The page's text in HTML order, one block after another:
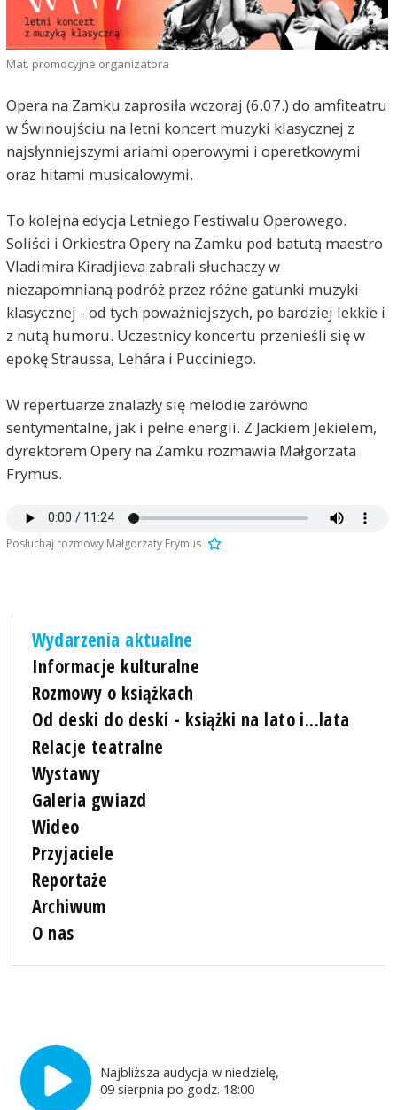
Mat. promocyjne organizatora
Opera na Zamku zaprosiła wczoraj (6.07.) do amfiteatru
w Świnoujściu na letni koncert muzyki klasycznej z
najsłynniejszymi ariami operowymi i operetkowymi
oraz hitami musicalowymi.
To kolejna edycja Letniego Festiwalu Operowego.
Soliści i Orkiestra Opery na Zamku pod batutą maestro
Vladimira Kiradjieva zabrali słuchaczy w
niezapomnianą podróż przez różne gatunki muzyki
klasycznej - od tych poważniejszych, po bardziej lekkie i
z nutą humoru. Uczestnicy koncertu przenieśli się w
epokę Straussa, Lehára i Pucciniego.
W repertuarze znalazły się melodie zarówno
sentymentalne, jak i pełne energii. Z Jackiem Jekielem,
dyrektorem Opery na Zamku rozmawia Małgorzata
Frymus.
Posłuchaj rozmowy Małgorzaty Frymus
Wydarzenia aktualne
Informacje kulturalne
Rozmowy o książkach
Od deski do deski - książki na lato i...lata
Relacje teatralne
Wystawy
Galeria gwiazd
Wideo
Przyjaciele
Reportaże
Archiwum
O nas
Najbliższa audycja w niedzielę,
09 sierpnia po godz. 18:00